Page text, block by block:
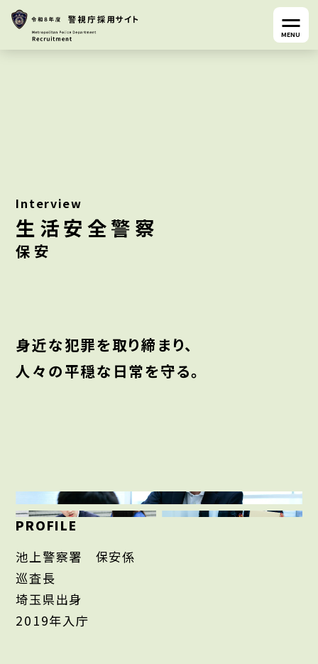
MENU
Interview
生活安全警察
保安
身近な犯罪を取り締まり、
人々の平穏な日常を守る。
PROFILE
池上警察署 保安係
巡査長
埼玉県出身
2019年入庁